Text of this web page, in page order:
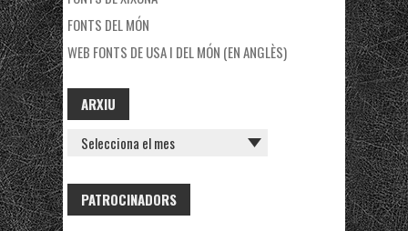
FONTS DEL MÓN
WEB FONTS DE USA I DEL MÓN (EN ANGLÈS)
ARXIU
ARXIU
PATROCINADORS